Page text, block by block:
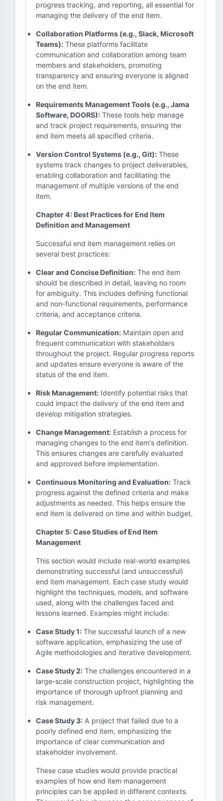
progress tracking, and reporting, all essential for
managing the delivery of the end item.
Collaboration Platforms (e.g., Slack, Microsoft
Teams): These platforms facilitate
communication and collaboration among team
members and stakeholders, promoting
transparency and ensuring everyone is aligned
on the end item.
Requirements Management Tools (e.g., Jama
Software, DOORS): These tools help manage
and track project requirements, ensuring the
end item meets all specified criteria.
Version Control Systems (e.g., Git): These
systems track changes to project deliverables,
enabling collaboration and facilitating the
management of multiple versions of the end
item.
Chapter 4: Best Practices for End Item
Definition and Management
Successful end item management relies on
several best practices:
Clear and Concise Definition: The end item
should be described in detail, leaving no room
for ambiguity. This includes defining functional
and non-functional requirements, performance
criteria, and acceptance criteria.
Regular Communication: Maintain open and
frequent communication with stakeholders
throughout the project. Regular progress reports
and updates ensure everyone is aware of the
status of the end item.
Risk Management: Identify potential risks that
could impact the delivery of the end item and
develop mitigation strategies.
Change Management: Establish a process for
managing changes to the end item's definition.
This ensures changes are carefully evaluated
and approved before implementation.
Continuous Monitoring and Evaluation: Track
progress against the defined criteria and make
adjustments as needed. This helps ensure the
end item is delivered on time and within budget.
Chapter 5: Case Studies of End Item
Management
This section would include real-world examples
demonstrating successful (and unsuccessful)
end item management. Each case study would
highlight the techniques, models, and software
used, along with the challenges faced and
lessons learned. Examples might include:
Case Study 1: The successful launch of a new
software application, emphasizing the use of
Agile methodologies and iterative development.
Case Study 2: The challenges encountered in a
large-scale construction project, highlighting the
importance of thorough upfront planning and
risk management.
Case Study 3: A project that failed due to a
poorly defined end item, emphasizing the
importance of clear communication and
stakeholder involvement.
These case studies would provide practical
examples of how end item management
principles can be applied in different contexts.